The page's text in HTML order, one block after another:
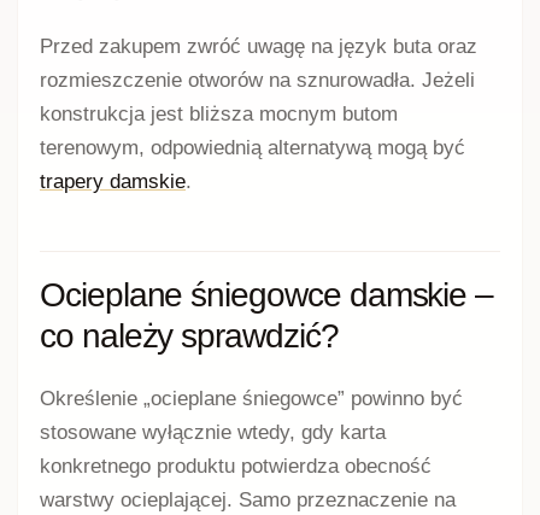
Przed zakupem zwróć uwagę na język buta oraz
rozmieszczenie otworów na sznurowadła. Jeżeli
konstrukcja jest bliższa mocnym butom
terenowym, odpowiednią alternatywą mogą być
trapery damskie.
Ocieplane śniegowce damskie –
co należy sprawdzić?
Określenie „ocieplane śniegowce” powinno być
stosowane wyłącznie wtedy, gdy karta
konkretnego produktu potwierdza obecność
warstwy ocieplającej. Samo przeznaczenie na